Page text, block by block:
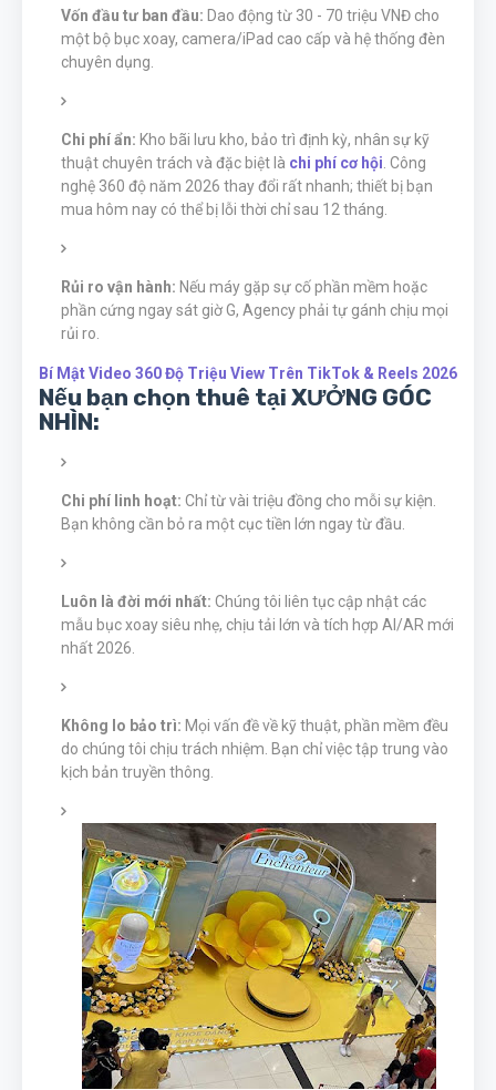
Vốn đầu tư ban đầu: Dao động từ 30 - 70 triệu VNĐ cho
một bộ bục xoay, camera/iPad cao cấp và hệ thống đèn
chuyên dụng.
Chi phí ẩn: Kho bãi lưu kho, bảo trì định kỳ, nhân sự kỹ
thuật chuyên trách và đặc biệt là chi phí cơ hội . Công
nghệ 360 độ năm 2026 thay đổi rất nhanh; thiết bị bạn
mua hôm nay có thể bị lỗi thời chỉ sau 12 tháng.
Rủi ro vận hành: Nếu máy gặp sự cố phần mềm hoặc
phần cứng ngay sát giờ G, Agency phải tự gánh chịu mọi
rủi ro.
Bí Mật Video 360 Độ Triệu View Trên TikTok & Reels 2026
Nếu bạn chọn thuê tại XƯỞNG GÓC
NHÌN:
Chi phí linh hoạt: Chỉ từ vài triệu đồng cho mỗi sự kiện.
Bạn không cần bỏ ra một cục tiền lớn ngay từ đầu.
Luôn là đời mới nhất: Chúng tôi liên tục cập nhật các
mẫu bục xoay siêu nhẹ, chịu tải lớn và tích hợp AI/AR mới
nhất 2026.
Không lo bảo trì: Mọi vấn đề về kỹ thuật, phần mềm đều
do chúng tôi chịu trách nhiệm. Bạn chỉ việc tập trung vào
kịch bản truyền thông.